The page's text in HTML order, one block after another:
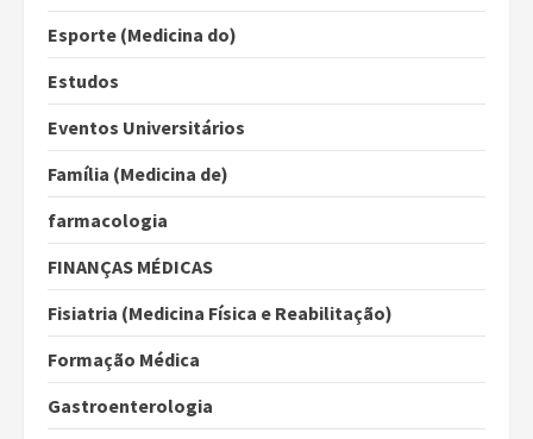
Esporte (Medicina do)
Estudos
Eventos Universitários
Família (Medicina de)
farmacologia
FINANÇAS MÉDICAS
Fisiatria (Medicina Física e Reabilitação)
Formação Médica
Gastroenterologia